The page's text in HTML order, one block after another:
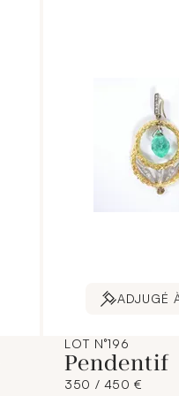
ADJUGÉ
LOT N°196
Pendentif
350 / 450 €